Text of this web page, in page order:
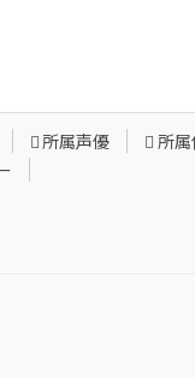
所属声優 所